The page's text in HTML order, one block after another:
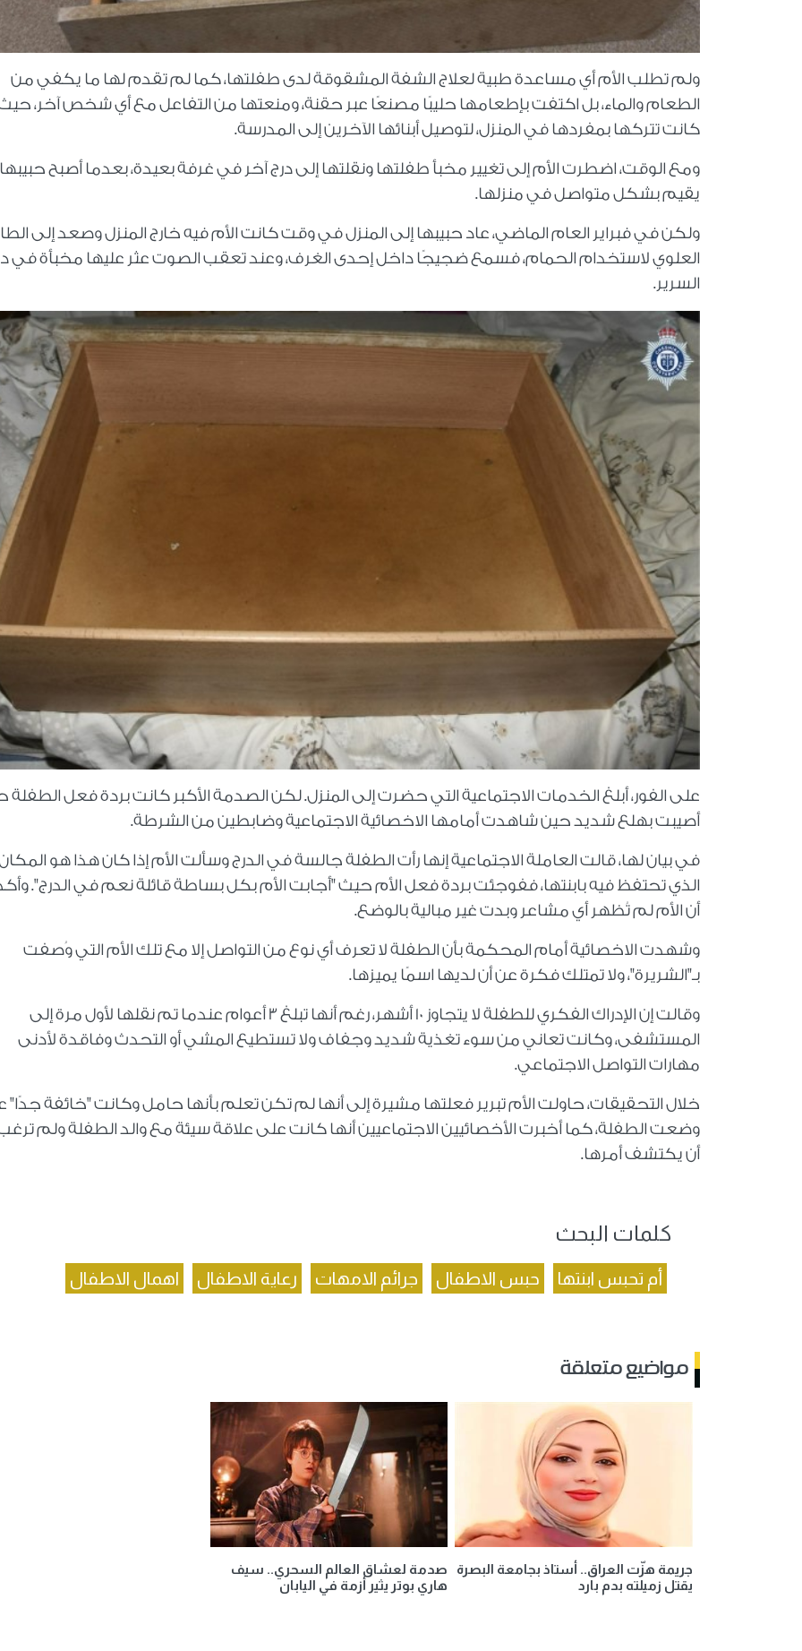
ولم تطلب الأم أي مساعدة طبية لعلاج الشفة المشقوقة لدى طفلتها، كما لم تقدم لها ما يكفي من
الطعام والماء، بل اكتفت بإطعامها حليبًا مصنعًا عبر حقنة، ومنعتها من التفاعل مع أي شخص آخر،
كانت تتركها بمفردها في المنزل، لتوصيل أبنائها الآخرين إلى المدرسة.
ومع الوقت، اضطرت الأم إلى تغيير مخبأ طفلتها ونقلتها إلى درج آخر في غرفة بعيدة، بعدما أصبح حبيبها
يقيم بشكل متواصل في منزلها.
ولكن في فبراير العام الماضي، عاد حبيبها إلى المنزل في وقت كانت الأم فيه خارج المنزل وصعد إلى
العلوي لاستخدام الحمام، فسمع ضجيجًا داخل إحدى الغرف، وعند تعقب الصوت عثر عليها مخبأة في
السرير.
على الفور، أبلغ الخدمات الاجتماعية التي حضرت إلى المنزل. لكن الصدمة الأكبر كانت بردة فعل
أصيبت بهلع شديد حين شاهدت أمامها الاخصائية الاجتماعية وضابطين من الشرطة.
في بيان لها، قالت العاملة الاجتماعية إنها رأت الطفلة جالسة في الدرج وسألت الأم إذا كان هذا هو
الذي تحتفظ فيه بابنتها، ففوجئت بردة فعل الأم حيث "أجابت الأم بكل بساطة قائلة نعم في الدرج".
أن الأم لم تُظهر أي مشاعر وبدت غير مبالية بالوضع.
وشهدت الاخصائية أمام المحكمة بأن الطفلة لا تعرف أي نوع من التواصل إلا مع تلك الأم التي وُصفت
بـ"الشريرة"، ولا تمتلك فكرة عن أن لديها اسمًا يميزها.
وقالت إن الإدراك الفكري للطفلة لا يتجاوز 10 أشهر، رغم أنها تبلغ 3 أعوام عندما تم نقلها لأول مرة إلى
المستشفى، وكانت تعاني من سوء تغذية شديد وجفاف ولا تستطيع المشي أو التحدث وفاقدة لأدنى
مهارات التواصل الاجتماعي.
خلال التحقيقات، حاولت الأم تبرير فعلتها مشيرة إلى أنها لم تكن تعلم بأنها حامل وكانت "خائفة جدًا"
وضعت الطفلة، كما أخبرت الأخصائيين الاجتماعيين أنها كانت على علاقة سيئة مع والد الطفلة ولم
أن يكتشف أمرها.
كلمات البحث
أم تحبس ابنتها حبس الاطفال جرائم الامهات رعاية الاطفال اهمال الاطفال
مواضيع متعلقة
جريمة هزّت العراق.. أستاذ بجامعة البصرة
يقتل زميلته بدم بارد
صدمة لعشاق العالم السحري.. سيف
هاري بوتر يثير أزمة في اليابان